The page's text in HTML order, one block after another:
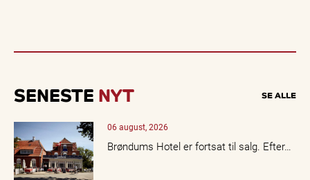
SENESTE NYT SE ALLE
06 august, 2026
Brøndums Hotel er fortsat til salg. Efter…